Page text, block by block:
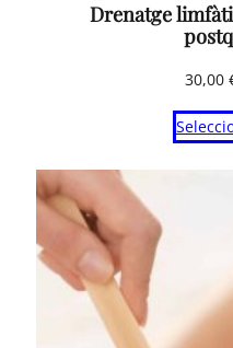
Drenatge
30,00